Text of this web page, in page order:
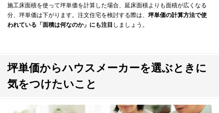
施工床面積を使って坪単価を計算した場合、延床面積よりも面積が広くなる
分、坪単価は下がります。注文住宅を検討する際は、 坪単価の計算方法で使
われている「面積は何なのか」にも注目 しましょう。
坪単価からハウスメーカーを選ぶときに
気をつけたいこと